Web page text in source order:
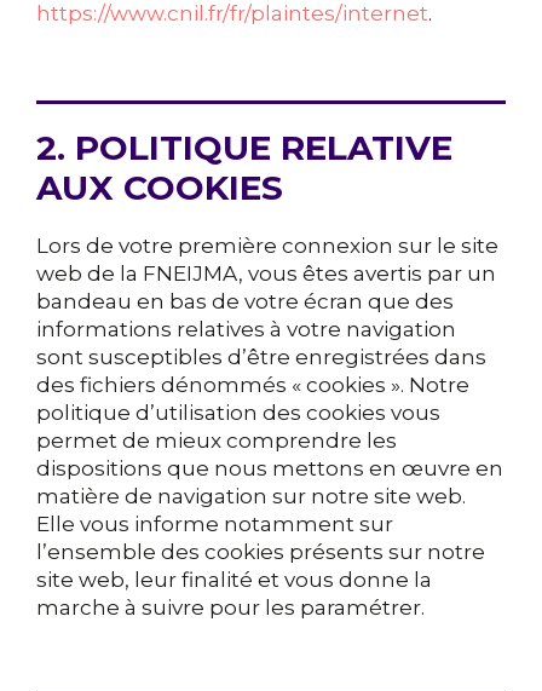
https://www.cnil.fr/fr/plaintes/internet.
2. POLITIQUE RELATIVE
AUX COOKIES
Lors de votre première connexion sur le site
web de la FNEIJMA, vous êtes avertis par un
bandeau en bas de votre écran que des
informations relatives à votre navigation
sont susceptibles d’être enregistrées dans
des fichiers dénommés « cookies ». Notre
politique d’utilisation des cookies vous
permet de mieux comprendre les
dispositions que nous mettons en œuvre en
matière de navigation sur notre site web.
Elle vous informe notamment sur
l’ensemble des cookies présents sur notre
site web, leur finalité et vous donne la
marche à suivre pour les paramétrer.